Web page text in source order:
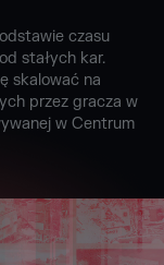
czasu
stałych kar.
skalować na
przez gracza w
w Centrum